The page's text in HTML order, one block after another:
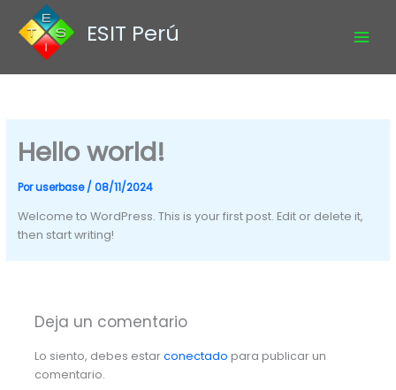
contenido
ESIT Perú
Hello world!
Poruserbase/ 08/11/2024
Welcome to WordPress. This is your first post. Edit or delete it,
then start writing!
Deja un comentario
Lo siento, debes estarconectado para publicar un
comentario.